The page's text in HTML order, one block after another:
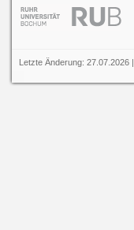
Letzte Änderung: 27.07.2026